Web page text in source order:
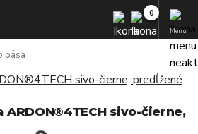
Menu
pása
ARDON®4TECH sivo-čierne,